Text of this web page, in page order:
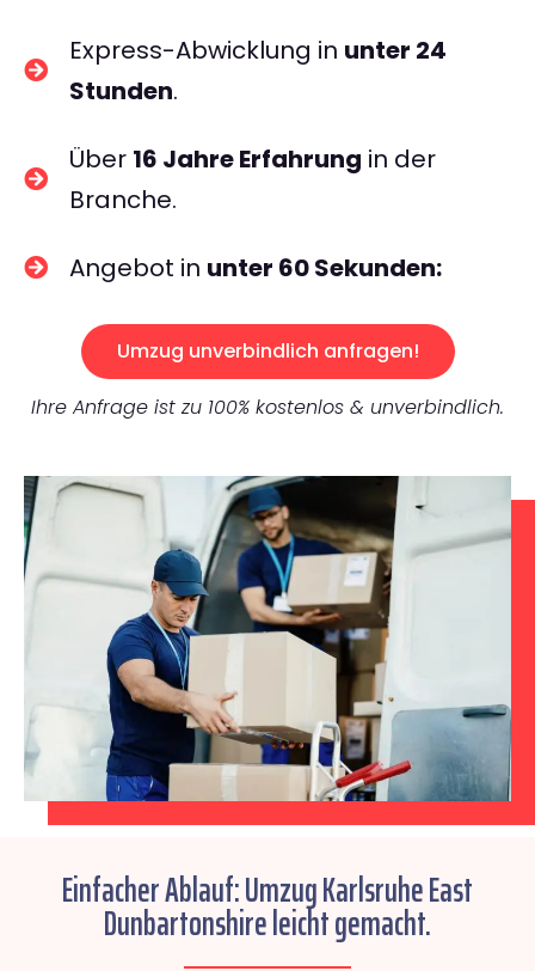
Express-Abwicklung in unter 24
Stunden.
Über 16 Jahre Erfahrung in der
Branche.
Angebot in unter 60 Sekunden:
Umzug unverbindlich anfragen!
Ihre Anfrage ist zu 100% kostenlos & unverbindlich.
Einfacher Ablauf: Umzug Karlsruhe East
Dunbartonshire leicht gemacht.